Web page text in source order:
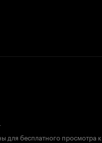
для бесплатного просмотра